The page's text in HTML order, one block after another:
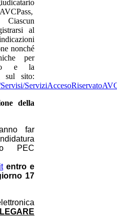
al
nonché
per
e la
sul sito:
della
far
PEC
entro e
17